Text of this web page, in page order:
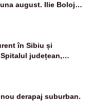
august. Ilie Bolojan
și posibile restricții –
în Sibiu și
județean,
de telefonie, grav
derapaj suburban.